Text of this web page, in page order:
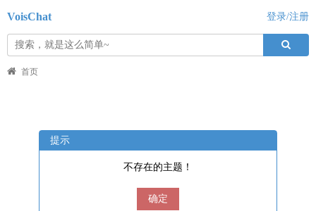
VoisChat 登录/注册
首页
提示
不存在的主题！
确定